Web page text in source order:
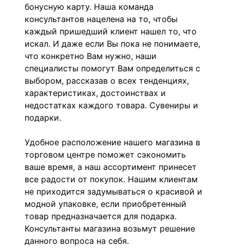
бонусную карту. Наша команда
консультантов нацелена на то, чтобы
каждый пришедший клиент нашел то, что
искал. И даже если Вы пока не понимаете,
что конкретно Вам нужно, наши
специалисты помогут Вам определиться с
выбором, рассказав о всех тенденциях,
характеристиках, достоинствах и
недостатках каждого товара. Сувениры и
подарки.
Удобное расположение нашего магазина в
торговом центре поможет сэкономить
ваше время, а наш ассортимент принесет
все радости от покупок. Нашим клиентам
не приходится задумываться о красивой и
модной упаковке, если приобретенный
товар предназначается для подарка.
Консультанты магазина возьмут решение
данного вопроса на себя.